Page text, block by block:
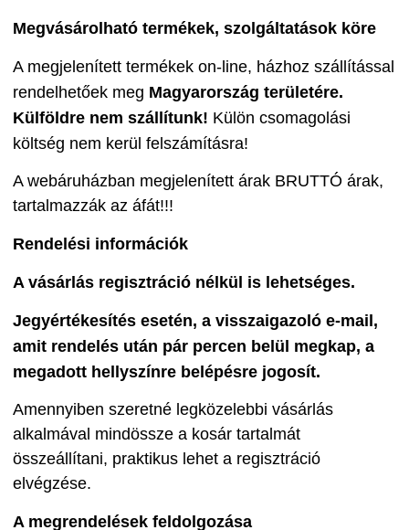
Megvásárolható termékek, szolgáltatások köre
A megjelenített termékek on-line, házhoz szállítással
rendelhetőek meg Magyarország területére.
Külföldre nem szállítunk! Külön csomagolási
költség nem kerül felszámításra!
A webáruházban megjelenített árak BRUTTÓ árak,
tartalmazzák az áfát!!!
Rendelési információk
A vásárlás regisztráció nélkül is lehetséges.
Jegyértékesítés esetén, a visszaigazoló e-mail,
amit rendelés után pár percen belül megkap, a
megadott hellyszínre belépésre jogosít.
Amennyiben szeretné legközelebbi vásárlás
alkalmával mindössze a kosár tartalmát
összeállítani, praktikus lehet a regisztráció
elvégzése.
A megrendelések feldolgozása